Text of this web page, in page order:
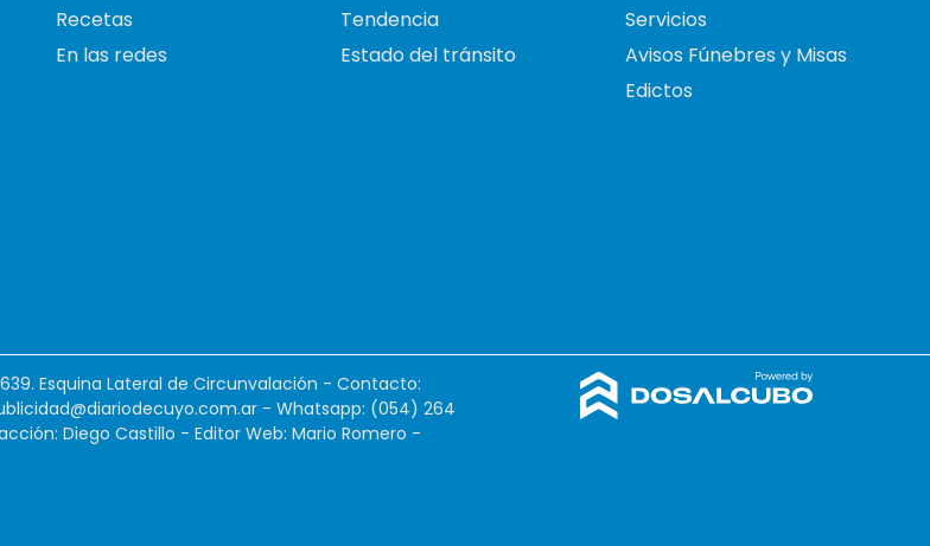
Recetas
En las redes
Tendencia
Estado del tránsito
Servicios
Avisos Fúnebres y Misas
Edictos
Esquina Lateral de Circunvalación - Contacto:
- Whatsapp: (054) 264
Diego Castillo - Editor Web: Mario Romero -